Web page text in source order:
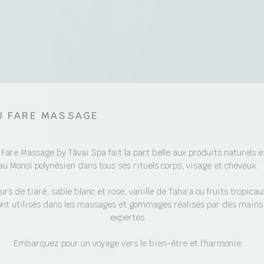
FARE MASSAGE
Fare Massage by Tāvai Spa fait la part belle aux produits naturels
Monoï polynésien dans tous ses rituels corps, visage et cheveux.
de tiaré, sable blanc et rose, vanille de Taha'a ou fruits
utilisés dans les massages et gommages réalisés par des mains
expertes.
Embarquez pour un voyage vers le bien-être et l'harmonie.